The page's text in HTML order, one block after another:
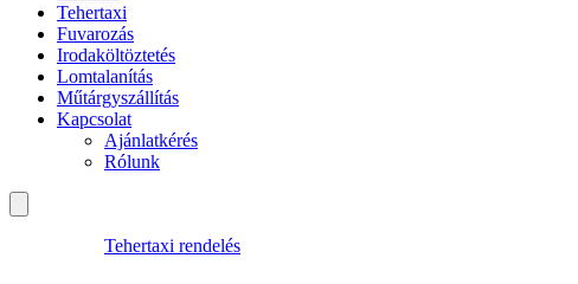
Tehertaxi
Fuvarozás
Irodaköltöztetés
Lomtalanítás
Műtárgyszállítás
Kapcsolat
Ajánlatkérés
Rólunk
Tehertaxi rendelés